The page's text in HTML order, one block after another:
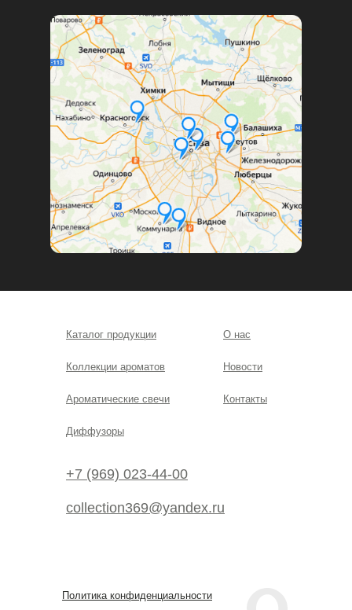
Политика конфиденциальности
Каталог продукции
Коллекции ароматов
Ароматические свечи
Диффузоры
О нас
Новости
Контакты
+7 (969) 023-44-00
collection369@yandex.ru